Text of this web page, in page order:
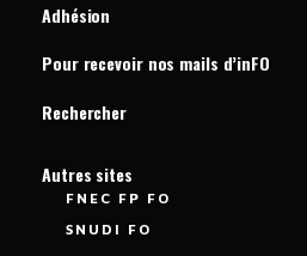
Adhésion
Pour recevoir nos mails d’inFO
Rechercher
Autres sites
FNEC FP FO
SNUDI FO